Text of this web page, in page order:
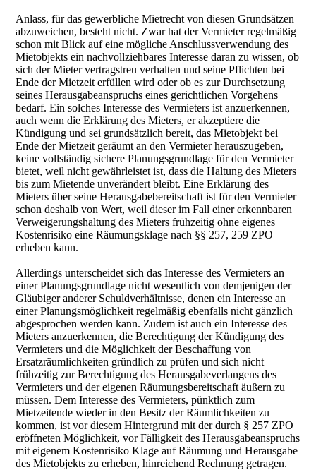
Anlass, für das gewerbliche Mietrecht von diesen Grundsätzen
abzuweichen, besteht nicht. Zwar hat der Vermieter regelmäßig
schon mit Blick auf eine mögliche Anschlussverwendung des
Mietobjekts ein nachvollziehbares Interesse daran zu wissen, ob
sich der Mieter vertragstreu verhalten und seine Pflichten bei
Ende der Mietzeit erfüllen wird oder ob es zur Durchsetzung
seines Herausgabeanspruchs eines gerichtlichen Vorgehens
bedarf. Ein solches Interesse des Vermieters ist anzuerkennen,
auch wenn die Erklärung des Mieters, er akzeptiere die
Kündigung und sei grundsätzlich bereit, das Mietobjekt bei
Ende der Mietzeit geräumt an den Vermieter herauszugeben,
keine vollständig sichere Planungsgrundlage für den Vermieter
bietet, weil nicht gewährleistet ist, dass die Haltung des Mieters
bis zum Mietende unverändert bleibt. Eine Erklärung des
Mieters über seine Herausgabebereitschaft ist für den Vermieter
schon deshalb von Wert, weil dieser im Fall einer erkennbaren
Verweigerungshaltung des Mieters frühzeitig ohne eigenes
Kostenrisiko eine Räumungsklage nach §§ 257, 259 ZPO
erheben kann.
Allerdings unterscheidet sich das Interesse des Vermieters an
einer Planungsgrundlage nicht wesentlich von demjenigen der
Gläubiger anderer Schuldverhältnisse, denen ein Interesse an
einer Planungsmöglichkeit regelmäßig ebenfalls nicht gänzlich
abgesprochen werden kann. Zudem ist auch ein Interesse des
Mieters anzuerkennen, die Berechtigung der Kündigung des
Vermieters und die Möglichkeit der Beschaffung von
Ersatzräumlichkeiten gründlich zu prüfen und sich nicht
frühzeitig zur Berechtigung des Herausgabeverlangens des
Vermieters und der eigenen Räumungsbereitschaft äußern zu
müssen. Dem Interesse des Vermieters, pünktlich zum
Mietzeitende wieder in den Besitz der Räumlichkeiten zu
kommen, ist vor diesem Hintergrund mit der durch § 257 ZPO
eröffneten Möglichkeit, vor Fälligkeit des Herausgabeanspruchs
mit eigenem Kostenrisiko Klage auf Räumung und Herausgabe
des Mietobjekts zu erheben, hinreichend Rechnung getragen.